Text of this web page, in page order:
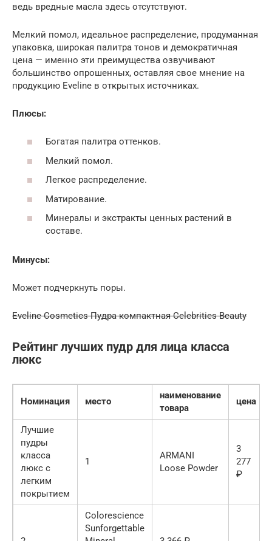
ведь вредные масла здесь отсутствуют.
Мелкий помол, идеальное распределение, продуманная
упаковка, широкая палитра тонов и демократичная
цена — именно эти преимущества озвучивают
большинство опрошенных, оставляя свое мнение на
продукцию Eveline в открытых источниках.
Плюсы:
Богатая палитра оттенков.
Мелкий помол.
Легкое распределение.
Матирование.
Минералы и экстракты ценных растений в
составе.
Минусы:
Может подчеркнуть поры.
Eveline Cosmetics Пудра компактная Celebrities Beauty
Рейтинг лучших пудр для лица класса
люкс
Номинация место
наименование
товара
цена
Лучшие
пудры
класса
люкс с
легким
покрытием
1
ARMANI
Loose Powder
3
277
₽
Colorescience
Sunforgettable